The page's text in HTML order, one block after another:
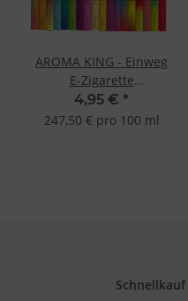
AROMA KING - Einweg
E-Zigarette
verschiedene
Geschmacksrichtungen
4,95 € *
247,50 € pro 100 ml
Schnellkauf